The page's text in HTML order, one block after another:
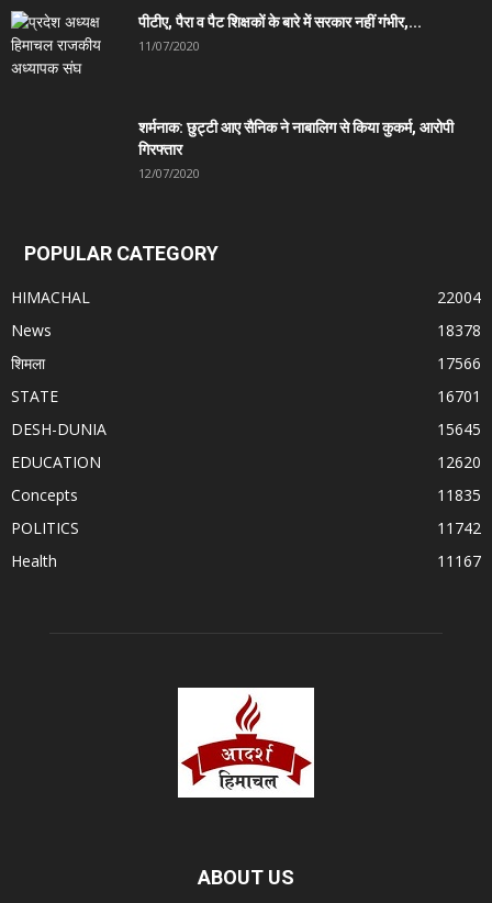
पीटीए, पैरा व पैट शिक्षकों के बारे में सरकार नहीं गंभीर,...
11/07/2020
शर्मनाक: छुट्टी आए सैनिक ने नाबालिग से किया कुकर्म, आरोपी
गिरफ्तार
12/07/2020
POPULAR CATEGORY
HIMACHAL
22004
News
18378
शिमला
17566
STATE
16701
DESH-DUNIA
15645
EDUCATION
12620
Concepts
11835
POLITICS
11742
Health
11167
ABOUT US